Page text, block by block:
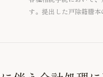
す。提出した戸除籍謄